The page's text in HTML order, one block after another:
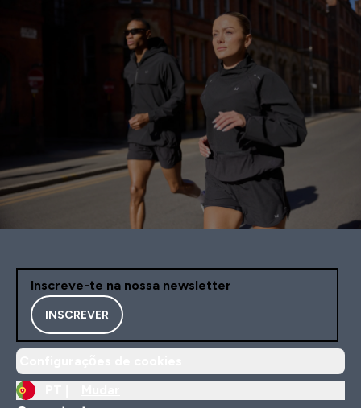
Inscreve-te na nossa newsletter
INSCREVER